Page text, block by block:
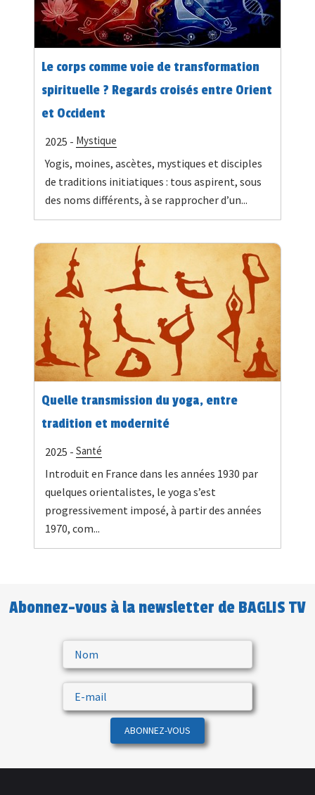
Le corps comme voie de transformation
spirituelle ? Regards croisés entre Orient
et Occident
2025 - Mystique
Yogis, moines, ascètes, mystiques et disciples
de traditions initiatiques : tous aspirent, sous
des noms différents, à se rapprocher d’un...
Quelle transmission du yoga, entre
tradition et modernité
2025 - Santé
Introduit en France dans les années 1930 par
quelques orientalistes, le yoga s’est
progressivement imposé, à partir des années
1970, com...
Abonnez-vous à la newsletter de BAGLIS TV
ABONNEZ-VOUS